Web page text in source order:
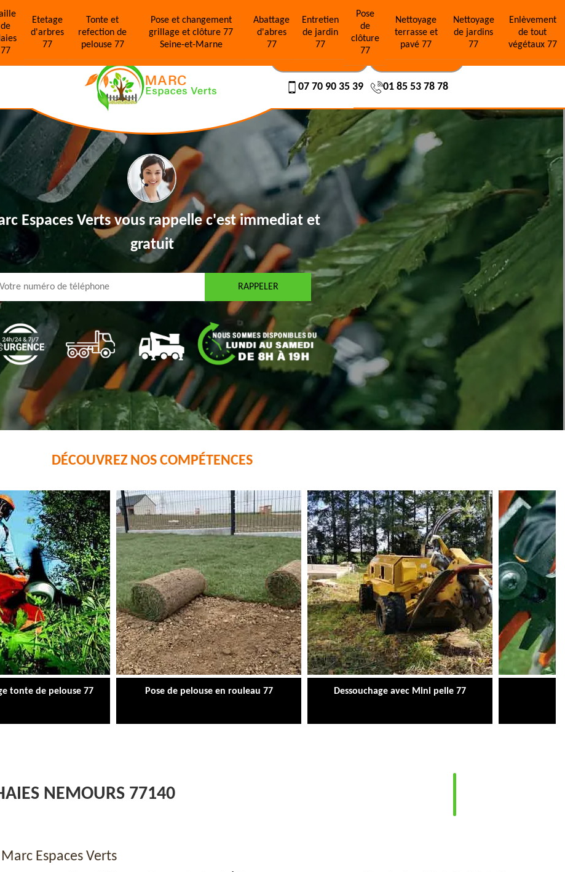
de
77
Etetage
d'arbres
77
Tonte et
refection de
pelouse 77
Pose et changement
grillage et clôture 77
Seine-et-Marne
Abattage
d'abres
77
Entretien
de jardin
77
Pose
de
clôture
77
Nettoyage
terrasse et
pavé 77
Nettoyage
de jardins
77
Enlèvement
de tout
végétaux 77
NOS RÉALISATIONS NOUS CONTACTER
07 70 90 35 39 01 85 53 78 78
Espaces Verts vous rappellec'est immediat et
gratuit
DÉCOUVREZ NOS COMPÉTENCES
tonte de pelouse 77 Pose de pelouse en rouleau 77 Dessouchage avec Mini pelle 77
NEMOURS 77140
Espaces Verts